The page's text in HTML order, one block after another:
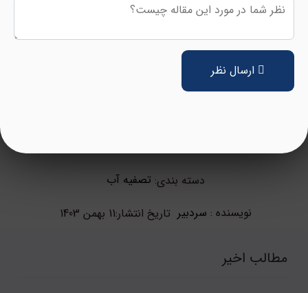
ارسال نظر
دسته بندی: تصفیه آب
نویسنده : سردبیر تاریخ انتشار:11 بهمن 1403
مطالب اخیر